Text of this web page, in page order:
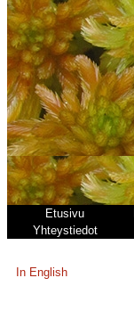
Etusivu
Yhteystiedot
In English